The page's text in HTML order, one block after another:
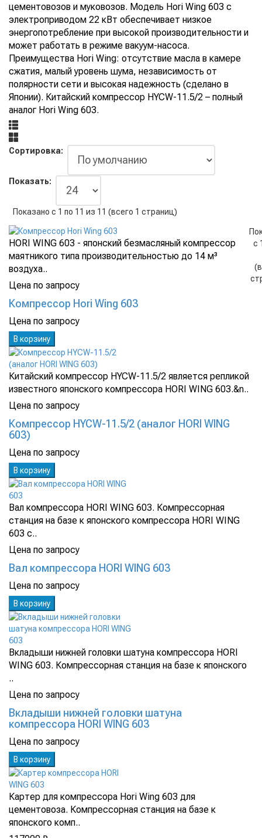
цементовозов и муковозов. Модель Hori Wing 603 с
электроприводом 22 кВт обеспечивает низкое
энергопотребление при высокой производительности и
может работать в режиме вакуум-насоса.
Преимущества Hori Wing: отсутствие масла в камере
сжатия, малый уровень шума, независимость от
полярности сети и высокая надежность (сделано в
Японии). Китайский компрессор HYCW-11.5/2 – полный
аналог Hori Wing 603.
Сортировка:
Показать:
Показано с 1 по 11 из 11 (всего 1 страниц)
HORI WING 603 - японский безмасляный компрессор
маятникого типа производительностью до 14 м³
воздуха..
Цена по запросу
Компрессор Hori Wing 603
Цена по запросу
В корзину
Китайский компрессор HYCW-11.5/2 является репликой
известного японского компрессора HORI WING 603.&n..
Цена по запросу
Компрессор HYCW-11.5/2 (аналог HORI WING
603)
Цена по запросу
В корзину
Вал компрессора HORI WING 603. Компрессорная
станция на базе к японского компрессора HORI WING
603 с..
Цена по запросу
Вал компрессора HORI WING 603
Цена по запросу
В корзину
Вкладыши нижней головки шатуна компрессора HORI
WING 603. Компрессорная станция на базе к японского
..
Цена по запросу
Вкладыши нижней головки шатуна
компрессора HORI WING 603
Цена по запросу
В корзину
Картер для компрессора Hori Wing 603 для
цементовоза. Компрессорная станция на базе к
японского комп..
с